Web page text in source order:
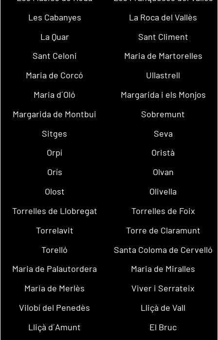
Les Cabanyes
La Roca del Vallès
La Quar
Sant Climent
Sant Celoni
Maria de Martorelles
Maria de Corcó
Ullastrell
Maria d´Oló
Margarida i els Monjos
Margarida de Montbui
Sobremunt
Sitges
Seva
Orpí
Oristà
Orís
Olvan
Olost
Olivella
Torrelles de Llobregat
Torrelles de Foix
Torrelavit
Torre de Claramunt
Torelló
Santa Coloma de Cervelló
Maria de Palautordera
Maria de Miralles
Maria de Merlès
Viver i Serrateix
Vilobí del Penedès
Lliçà de Vall
Lliçà d´Amunt
El Bruc